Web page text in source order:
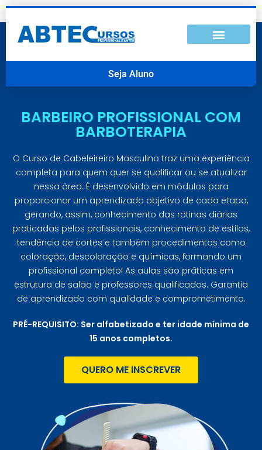
Seja Aluno
BARBEIRO PROFISSIONAL COM
BARBOTERAPIA
O Curso de Cabeleireiro Masculino traz uma experiência
completa para quem quer se qualificar ou se atualizar
nessa área. É desenvolvido em módulos para
proporcionar um aprendizado objetivo de cada etapa,
gerando, assim, conhecimento das rotinas diárias
praticadas pelos profissionais, conhecimento de estilos,
tendência de cortes e também procedimentos como
coloração, descoloração e químicas, formando um
profissional completo! As aulas são práticas em
estrutura de salão e professores qualificados. Garantia
de aprendizado com qualidade e comprometimento.
PRÉ-REQUISITO: Ser alfabetizado e ter idade mínima de
15 anos completos.
QUERO ME INSCREVER